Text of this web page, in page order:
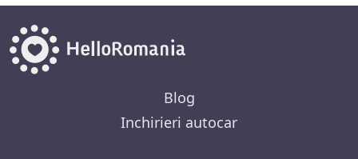
Blog
Inchirieri autocar